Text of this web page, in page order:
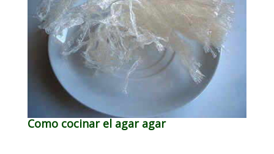
Como cocinar el agar agar